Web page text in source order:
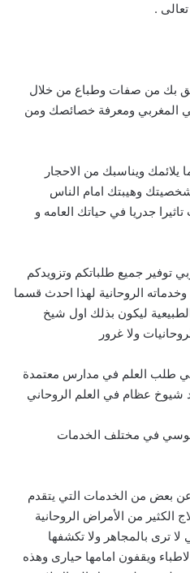
.
بك من صفات وطباع من خلال
المغربي ومعرفة خصائصك ومن
يلائمك ويناسبك من الاحجار
وهيبتك امام الناس
جدريا في حياتك العامه و
توفير جميع طلباتكم وتزويدكم
وخدماته الروحانية لهذا احدث قسما
ليكون بذلك اول شيخ
ولا غرور
طلب العلم في مدارس معتمدة
شيوخ عظام في العلم الروحاني
في مختلف الخدمات
عن بعض من الخدمات التي يتقدم
الكثير من الأمراض الروحانية
ترى بالمجاهر ولا تكشفها
ويقفون امامها حيارى وهذه